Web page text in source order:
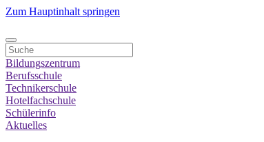
Zum Hauptinhalt springen
Bildungszentrum
Berufsschule
Technikerschule
Hotelfachschule
Schülerinfo
Aktuelles